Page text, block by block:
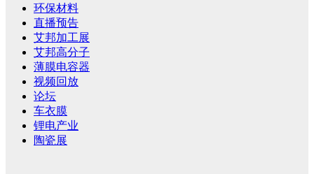
环保材料
直播预告
艾邦加工展
艾邦高分子
薄膜电容器
视频回放
论坛
车衣膜
锂电产业
陶瓷展